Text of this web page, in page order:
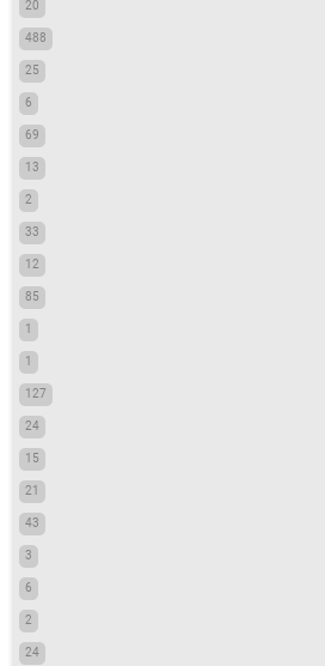
20
488
25
6
69
13
2
33
12
85
1
1
127
24
15
21
43
3
6
2
24